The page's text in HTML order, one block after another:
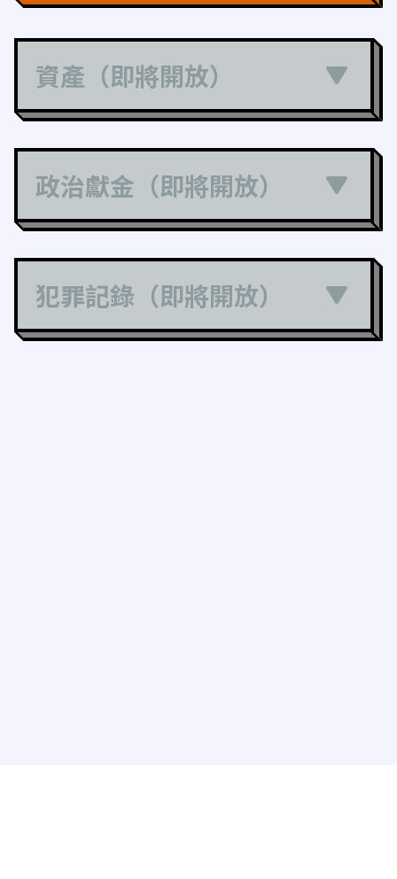
資產（即將開放）
政治獻金（即將開放）
犯罪記錄（即將開放）